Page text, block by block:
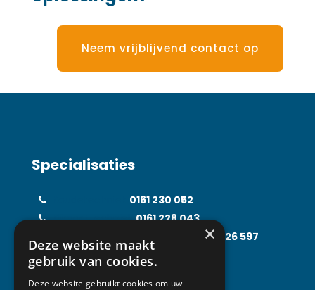
Neem vrijblijvend contact op
Specialisaties
0161 230 052
Klimaattechniek 0161 228 043
0161 226 597
Solarfridge 0161 226 857
×
Deze website maakt
gebruik van cookies.
Deze website gebruikt cookies om uw